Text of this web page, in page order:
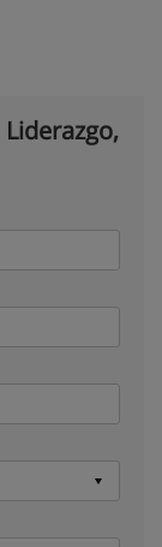
Liderazgo,